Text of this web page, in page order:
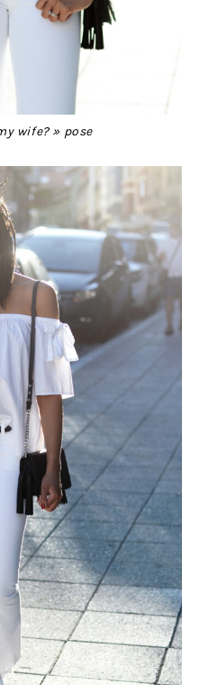
wife? » pose